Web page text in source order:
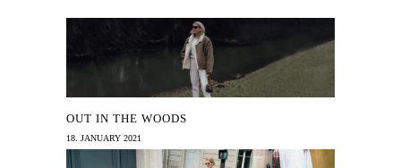
OUT IN THE WOODS
18. JANUARY 2021